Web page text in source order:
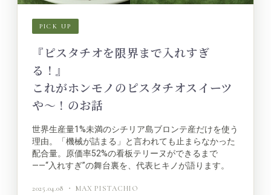
PICK UP
『ピスタチオを限界まで入れすぎ
る！』
これがホンモノのピスタチオスイーツ
や〜！のお話
世界生産量1%未満のシチリア島ブロンテ産だけを使う
理由。「機械が詰まる」と言われても止まらなかった
配合量。原価率52%の看板テリーヌができるまで
——“入れすぎ”の舞台裏を、代表ヒキノが語ります。
2025.04.08 ・ MAX PISTACHIO